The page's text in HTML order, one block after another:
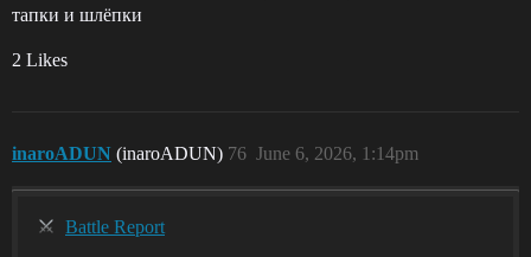
тапки и шлёпки
2 Likes
inaroADUN (inaroADUN) June 6, 2026, 1:14pm
76
Battle Report